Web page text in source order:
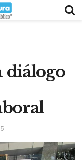
diálogo